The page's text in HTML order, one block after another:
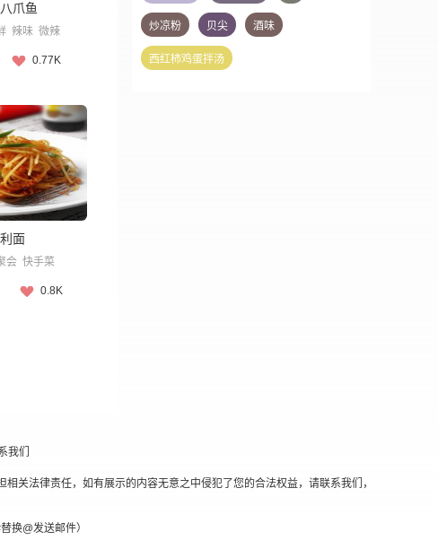
爪鱼
辣味 微辣
0.77K
面
会 快手菜
0.8K
炒凉粉 贝尖 酒味
西红柿鸡蛋拌汤
我们
关法律责任，如有展示的内容无意之中侵犯了您的合法权益，请联系我们，
换@发送邮件）